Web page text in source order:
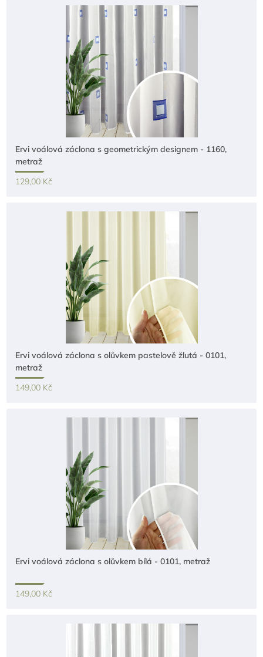
Ervi voálová záclona s geometrickým designem - 1160,
metraž
129,00 Kč
Ervi voálová záclona s olůvkem pastelově žlutá - 0101,
metraž
149,00 Kč
Ervi voálová záclona s olůvkem bílá - 0101, metraž
149,00 Kč